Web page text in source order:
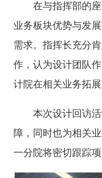
在与指挥部的
业务板块优势与发
需求。指挥长充分
作，认为设计团队
计院在相关业务拓
本次设计回访
障，同时也为相关
一分院将密切跟踪